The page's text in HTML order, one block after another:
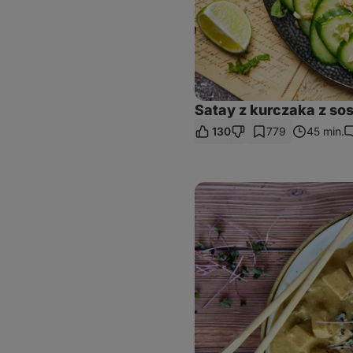
Satay z kurczaka z
130 779 45 min.
Sos
z
orzeszków
ziemnych